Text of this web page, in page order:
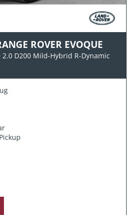
ROVER EVOQUE
2.0 D200 Mild-Hybrid R-Dynamic